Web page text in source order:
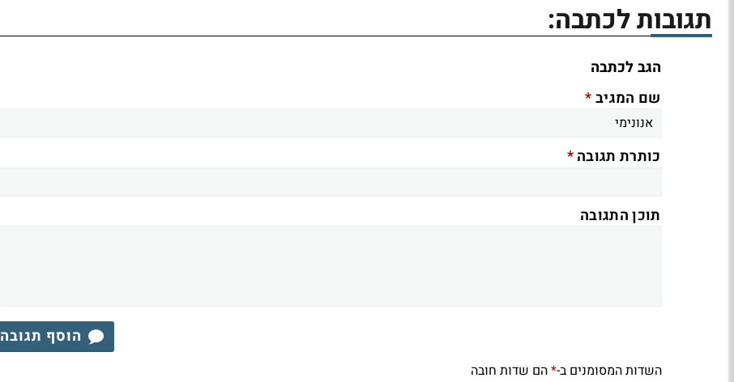
תגובות לכתבה:
הגב לכתבה
שם המגיב*
כותרת תגובה*
תוכן התגובה
הוסף תגובה
השדות המסומנים ב-*הם שדות חובה